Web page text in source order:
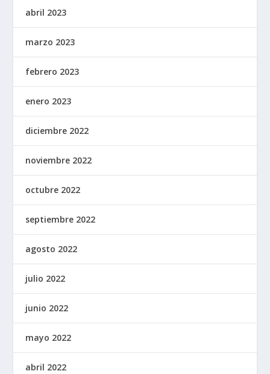
abril 2023
marzo 2023
febrero 2023
enero 2023
diciembre 2022
noviembre 2022
octubre 2022
septiembre 2022
agosto 2022
julio 2022
junio 2022
mayo 2022
abril 2022